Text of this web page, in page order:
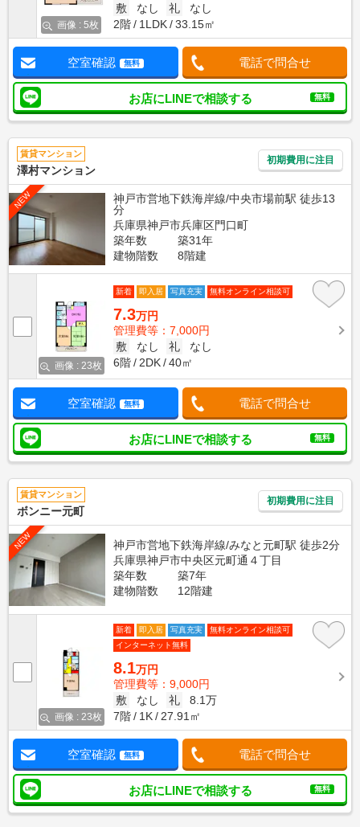
画像 : 5枚
敷 なし 礼
なし
2階
1LDK 33.15㎡
空室確認 無料 電話で問合せ
お店にLINEで相談する 無料
賃貸マンション
澤村マンション
初期費用に注目
NEW
神戸市営地下鉄海岸線/中央市場前駅 徒歩13
分
兵庫県神戸市兵庫区門口町
築年数
築31年
建物階数
8階建
画像 : 23枚
新着 即入居 写真充実 無料オンライン相談可
7.3万円
管理費等：7,000円
敷
なし 礼
なし
6階
2DK 40㎡
空室確認 無料 電話で問合せ
お店にLINEで相談する 無料
賃貸マンション
ボンニー元町
初期費用に注目
NEW
神戸市営地下鉄海岸線/みなと元町駅 徒歩2分
兵庫県神戸市中央区元町通４丁目
築年数
築7年
建物階数
12階建
画像 : 23枚
新着 即入居 写真充実
無料オンライン相談可
インターネット無料
8.1万円
管理費等：9,000円
敷
なし 礼
8.1万
7階
1K 27.91㎡
空室確認 無料 電話で問合せ
お店にLINEで相談する 無料